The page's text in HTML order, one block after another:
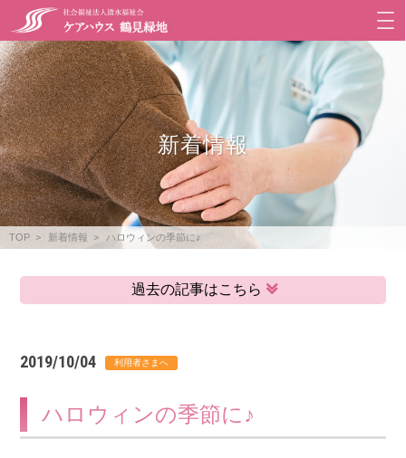
新着情報
TOP 新着情報 ハロウィンの季節に♪
過去の記事はこちら
2019/10/04
ハロウィンの季節に♪